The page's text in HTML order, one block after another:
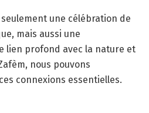
seulement une célébration de
mais aussi une
lien profond avec la nature et
nous pouvons
connexions essentielles.